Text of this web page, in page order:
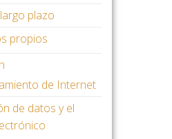
plazo
propios
de Internet
de datos y el